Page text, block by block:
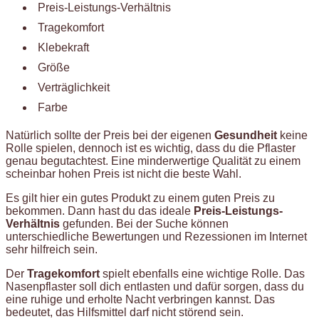
Preis-Leistungs-Verhältnis
Tragekomfort
Klebekraft
Größe
Verträglichkeit
Farbe
Natürlich sollte der Preis bei der eigenen Gesundheit keine
Rolle spielen, dennoch ist es wichtig, dass du die Pflaster
genau begutachtest. Eine minderwertige Qualität zu einem
scheinbar hohen Preis ist nicht die beste Wahl.
Es gilt hier ein gutes Produkt zu einem guten Preis zu
bekommen. Dann hast du das ideale Preis-Leistungs-
Verhältnis gefunden. Bei der Suche können
unterschiedliche Bewertungen und Rezessionen im Internet
sehr hilfreich sein.
Der Tragekomfort spielt ebenfalls eine wichtige Rolle. Das
Nasenpflaster soll dich entlasten und dafür sorgen, dass du
eine ruhige und erholte Nacht verbringen kannst. Das
bedeutet, das Hilfsmittel darf nicht störend sein.